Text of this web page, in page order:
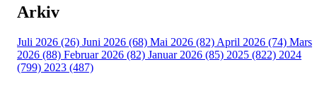
Arkiv
Juli 2026 (26) Juni 2026 (68) Mai 2026 (82) April 2026 (74) Mars
2026 (88) Februar 2026 (82) Januar 2026 (85) 2025 (822) 2024
(799) 2023 (487)